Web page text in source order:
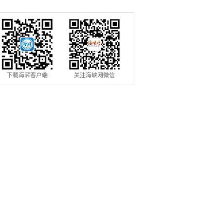
用条例》落地见效
下载海湃客户端 关注海峡网微信